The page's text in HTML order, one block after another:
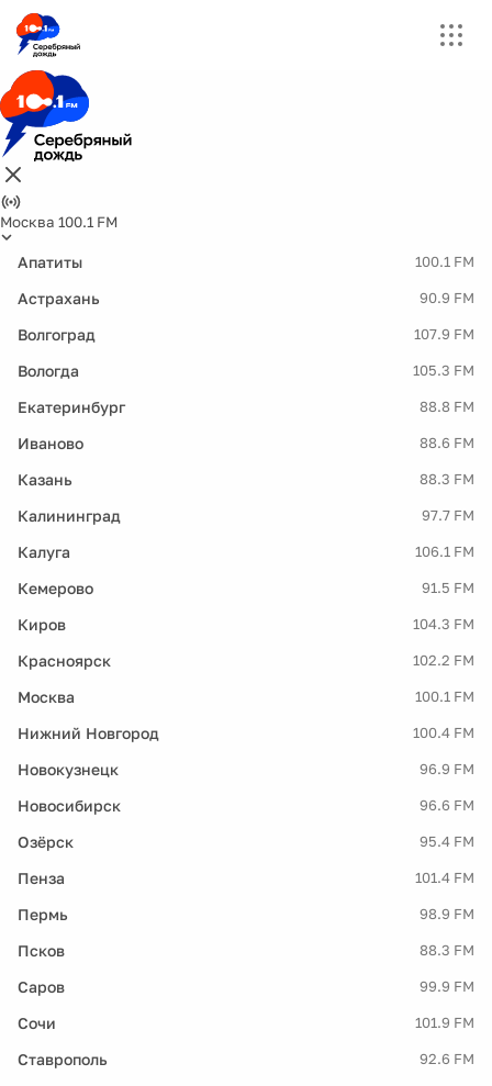
Москва 100.1 FM
Апатиты 100.1 FM
Астрахань 90.9 FM
Волгоград 107.9 FM
Вологда 105.3 FM
Екатеринбург 88.8 FM
Иваново 88.6 FM
Казань 88.3 FM
Калининград 97.7 FM
Калуга 106.1 FM
Кемерово 91.5 FM
Киров 104.3 FM
Красноярск 102.2 FM
Москва 100.1 FM
Нижний Новгород 100.4 FM
Новокузнецк 96.9 FM
Новосибирск 96.6 FM
Озёрск 95.4 FM
Пенза 101.4 FM
Пермь 98.9 FM
Псков 88.3 FM
Саров 99.9 FM
Сочи 101.9 FM
Ставрополь 92.6 FM